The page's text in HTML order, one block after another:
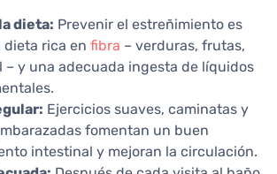
dieta: Prevenir el estreñimiento es
dieta rica en fibra – verduras, frutas,
– y una adecuada ingesta de líquidos
Ejercicios suaves, caminatas y
fomentan un buen
intestinal y mejoran la circulación.